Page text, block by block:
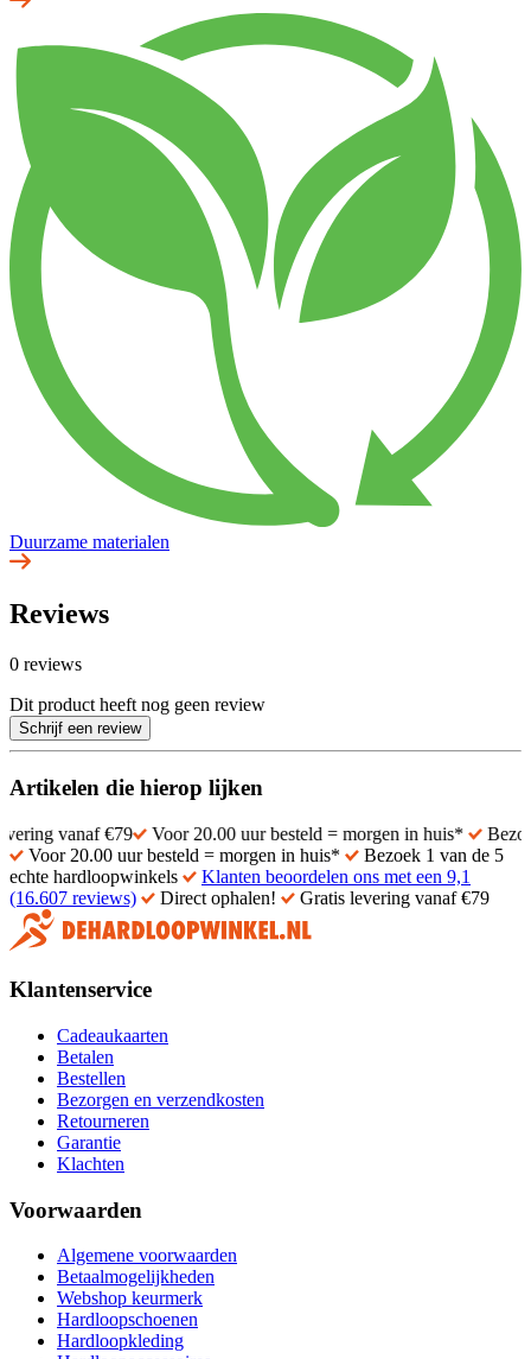
Duurzame materialen
Reviews
0 reviews
Dit product heeft nog geen review
Schrijf een review
Artikelen die hierop lijken
€79 Voor 20.00 uur besteld = morgen in huis*
Bezoek 1 van
Voor 20.00 uur besteld = morgen in huis*
Bezoek 1 van de 5
echte hardloopwinkels
Klanten beoordelen ons met een 9,1
(16.607 reviews)
Direct ophalen! Gratis levering vanaf €79
Klantenservice
Cadeaukaarten
Betalen
Bestellen
Bezorgen en verzendkosten
Retourneren
Garantie
Klachten
Voorwaarden
Algemene voorwaarden
Betaalmogelijkheden
Webshop keurmerk
Hardloopschoenen
Hardloopkleding